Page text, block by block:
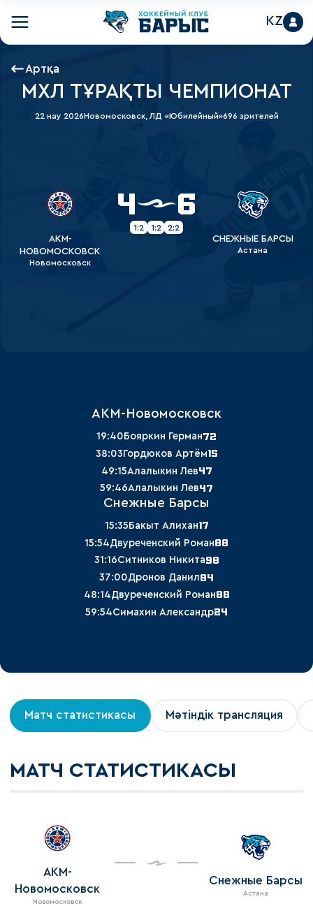
KZ
Артқа
МХЛ ТҰРАҚТЫ ЧЕМПИОНАТ
22 нау 2026Новомосковск, ЛД «Юбилейный»696 зрителей
АКМ-
НОВОМОСКОВСК
Новомосковск
4 6
1:2 1:2 2:2
СНЕЖНЫЕ БАРСЫ
Астана
АКМ-Новомосковск
19:40 Бояркин Герман72
38:03 Гордюков Артём15
49:15Алалыкин Лев47
59:46Алалыкин Лев47
Снежные Барсы
15:35 Бакыт Алихан17
15:54Двуреченский Роман88
31:16Ситников Никита98
37:00Дронов Данил84
48:14Двуреченский Роман88
59:54Симахин Александр24
Матч статистикасы Мәтіндік трансляция
МАТЧ СТАТИСТИКАСЫ
АКМ-
Новомосковск
Новомосковск
Снежные Барсы
Астана